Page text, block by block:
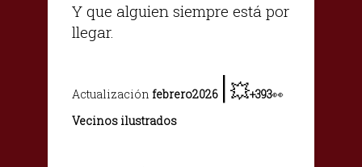
Y que alguien siempre está por
llegar.
Actualización febrero2026 |💥+393👀
Vecinos ilustrados